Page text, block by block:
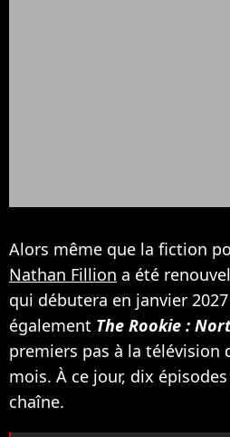
Alors même que la fiction
Nathan Fillion a été
qui débutera en janvier
également The Rookie :
premiers pas à la télévision
mois. À ce jour, dix
chaîne.